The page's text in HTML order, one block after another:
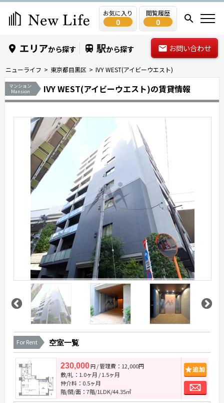
お気に入り
0
閲覧履歴
0
エリアから探す 駅から探す お問い合わせ
ニューライフ 東京都目黒区 IVY WEST(アイビーウエスト)
マンション
Mansion
IVY WEST(アイビーウエスト)の賃貸情報
For Rent 空室一覧
230,000円/ 管理費：12,000円
敷/礼： 1.0ヶ月 /1.5ヶ月
仲介料： 0.5ヶ月
階/間/面：7階/1LDK/44.35㎡
追
お